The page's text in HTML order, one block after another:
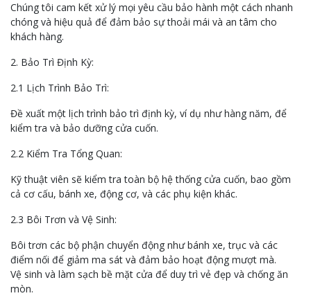
Chúng tôi cam kết xử lý mọi yêu cầu bảo hành một cách nhanh
chóng và hiệu quả để đảm bảo sự thoải mái và an tâm cho
khách hàng.
2. Bảo Trì Định Kỳ:
2.1 Lịch Trình Bảo Trì:
Đề xuất một lịch trình bảo trì định kỳ, ví dụ như hàng năm, để
kiểm tra và bảo dưỡng cửa cuốn.
2.2 Kiểm Tra Tổng Quan:
Kỹ thuật viên sẽ kiểm tra toàn bộ hệ thống cửa cuốn, bao gồm
cả cơ cấu, bánh xe, động cơ, và các phụ kiện khác.
2.3 Bôi Trơn và Vệ Sinh:
Bôi trơn các bộ phận chuyển động như bánh xe, trục và các
điểm nối để giảm ma sát và đảm bảo hoạt động mượt mà.
Vệ sinh và làm sạch bề mặt cửa để duy trì vẻ đẹp và chống ăn
mòn.